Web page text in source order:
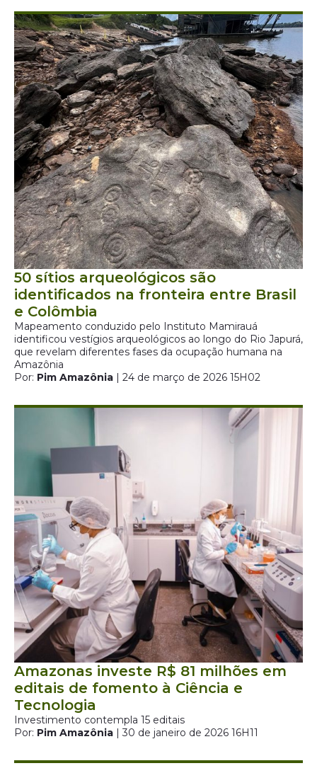
50 sítios arqueológicos são
identificados na fronteira entre Brasil
e Colômbia
Mapeamento conduzido pelo Instituto Mamirauá
identificou vestígios arqueológicos ao longo do Rio Japurá,
que revelam diferentes fases da ocupação humana na
Amazônia
Por: Pim Amazônia | 24 de março de 2026 15H02
Amazonas investe R$ 81 milhões em
editais de fomento à Ciência e
Tecnologia
Investimento contempla 15 editais
Por: Pim Amazônia | 30 de janeiro de 2026 16H11